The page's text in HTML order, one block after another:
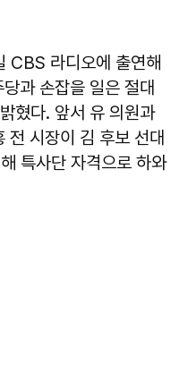
CBS 라디오에 출연해
과 손잡을 일은 절대
혔다. 앞서 유 의원과
전 시장이 김 후보 선대
특사단 자격으로 하와